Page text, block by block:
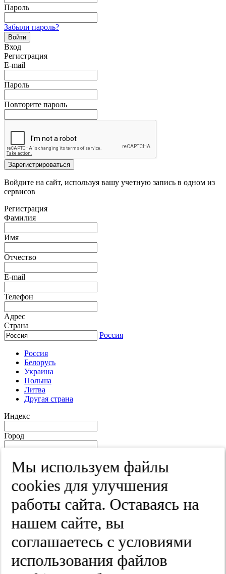
Пароль
Забыли пароль?
Войти
Вход
Регистрация
E-mail
Пароль
Повторите пароль
Зарегистрироваться
Войдите на сайт, используя вашу учетную запись в одном из
сервисов
Регистрация
Фамилия
Имя
Отчество
E-mail
Телефон
Адрес
Страна
Россия
Россия
Белорусь
Украина
Польша
Литва
Другая страна
Индекс
Город
Улица
Квартира
Мы используем файлы
cооkies для улучшения
работы сайта. Оставаясь на
нашем сайте, вы
соглашаетесь с условиями
использования файлов